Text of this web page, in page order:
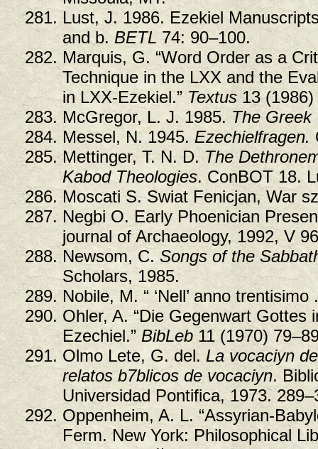
Lust, J. 1986. Ezekiel
and b. BETL 74: 90–100.
Marquis, G. “Word Order as a
Technique in the LXX and the
in LXX-Ezekiel.” Textus 13
McGregor, L. J. 1985. The Greek
Messel, N. 1945.Ezechielfragen.
Mettinger, T. N. D. The
Kabod Theologies. ConBOT 18.
Moscati S. Swiat Fenicjan, War
Negbi O. Early Phoenician
journal of Archaeology, 1992, V
Newsom, C. Songs of the
Scholars, 1985.
Nobile, M. “ ‘Nell’ anno trentisimo
Ohler, A. “Die Gegenwart
Ezechiel.” BibLeb 11 (1970)
Olmo Lete, G. del. La vocaciуn
relatos b7blicos de vocaciуn.
Universidad Pontifica, 1973.
Oppenheim, A. L. “Assyrian-
Ferm. New York: Philosophical